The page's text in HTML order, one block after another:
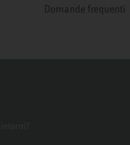
Domande frequenti